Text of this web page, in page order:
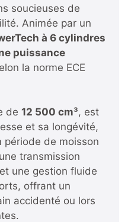
soucieuses de
Animée par un
à 6 cylindres
puissance
la norme ECE
de 12 500 cm³, est
et sa longévité,
période de moisson
transmission
une gestion fluide
offrant un
accidenté ou lors